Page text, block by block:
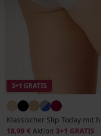
3+1 GRATIS
Klassischer Slip Today mit
18,99 € Aktion 3+1 GRATIS